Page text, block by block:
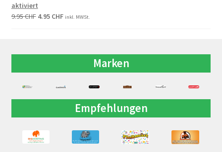
aktiviert
9.95CHF 4.95 CHF inkl. MWSt.
Marken
Empfehlungen